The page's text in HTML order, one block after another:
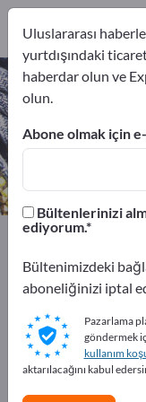
Kot
Exportpages
Kot pantolonları
verin!
İhtiyaçlar –
Uluslararası
yurtdışındaki
haberdar olun ve
olun.
Abone olmak için
Bültenlerinizi
ediyorum.
Bültenimizdeki
aboneliğinizi iptal
Pazarlama
göndermek
kullanım
aktarılacağını kabul